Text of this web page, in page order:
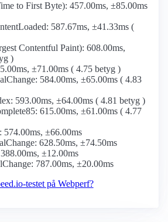
to First Byte): 457.00ms, ±85.00ms
587.67ms, ±41.33ms (
Contentful Paint): 608.00ms,
)
±71.00ms ( 4.75 betyg )
584.00ms, ±65.00ms ( 4.83
593.00ms, ±64.00ms ( 4.81 betyg )
615.00ms, ±61.00ms ( 4.77
574.00ms, ±66.00ms
628.50ms, ±74.50ms
±12.00ms
787.00ms, ±20.00ms
testet på Webperf?